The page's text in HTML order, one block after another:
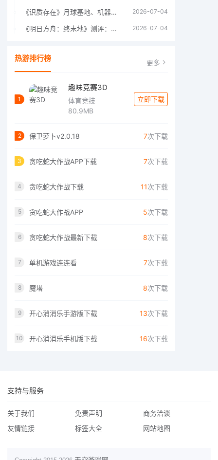
《识质存在》月球基地、机器人女孩多年来最佳射击游戏 2026-07-04
《明日方舟：终末地》测评：于荒芜之中，重建文明 2026-07-04
热游排行榜 更多
1
趣味竞赛3D
体育竞技
80.9MB
立即下载
2 保卫萝卜v2.0.18 7次下载
3 贪吃蛇大作战APP下载 7次下载
4 贪吃蛇大作战下载 11次下载
5 贪吃蛇大作战APP 5次下载
6 贪吃蛇大作战最新下载 8次下载
7 单机游戏连连看 7次下载
8 魔塔 8次下载
9 开心消消乐手游版下载 13次下载
10 开心消消乐手机版下载 16次下载
支持与服务
关于我们 免责声明
商务洽谈
友情链接
标签大全 网站地图